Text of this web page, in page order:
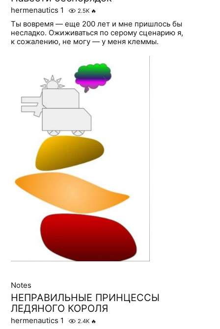
hermenautics 1 2.5K 🔥
Ты вовремя — еще 200 лет и мне пришлось бы
несладко. Ожиживаться по серому сценарию я,
к сожалению, не могу — у меня клеммы.
Notes
НЕПРАВИЛЬНЫЕ ПРИНЦЕССЫ
ЛЕДЯНОГО КОРОЛЯ
hermenautics 1 2.4K 🔥